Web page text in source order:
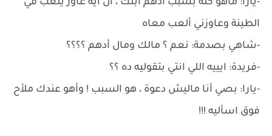
-يارا: ماهو كله بسبب أدهم ابنك ، أل ايه عاوز يلعب في
الطينة وعاوزني ألعب معاه
-شاهي بصدمة: نعم ؟ مالك ومال أدهم ؟؟؟؟
-فريدة: ايييه اللي انتي بتقوليه ده ؟؟
-يارا: بصي أنا ماليش دعوة ، هو السبب ! وأهو عندك ملأح
فوق اسأليه !!!